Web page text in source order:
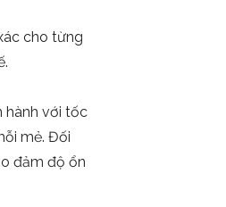
cho từng
hành với tốc
mẻ. Đối
đảm độ ổn